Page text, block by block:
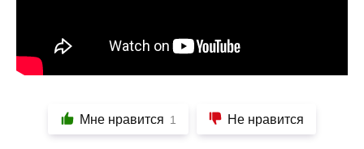
Мне нравится 1 Не нравится